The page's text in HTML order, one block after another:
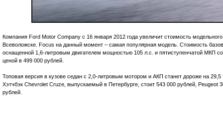
Компания Ford Motor Company с 16 января 2012 года увеличит стоимость
Всеволожске. Focus на данный момент – самая популярная модель. Стоимость
оснащенной 1,6-литровым двигателем мощностью 105 л.с. и пятиступенчатой МКП
ценой в 499 000 рублей.
Топовая версия в кузове седан с 2,0-литровым мотором и АКП станет дороже на
Хэтчбэк Chevrolet Cruze, выпускаемый в Петербурге, стоит 543 000 рублей, Peugeot
рублей.